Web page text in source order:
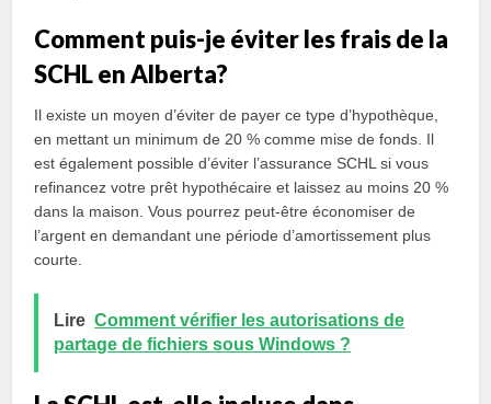
Comment puis-je éviter les frais de la
SCHL en Alberta?
Il existe un moyen d’éviter de payer ce type d’hypothèque,
en mettant un minimum de 20 % comme mise de fonds. Il
est également possible d’éviter l’assurance SCHL si vous
refinancez votre prêt hypothécaire et laissez au moins 20 %
dans la maison. Vous pourrez peut-être économiser de
l’argent en demandant une période d’amortissement plus
courte.
Lire Comment vérifier les autorisations de
partage de fichiers sous Windows ?